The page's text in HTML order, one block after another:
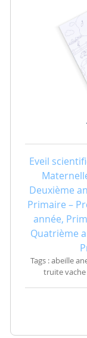
Eveil
Deuxième
Primaire –
année,
Quatrième
Tags : abeille
truite